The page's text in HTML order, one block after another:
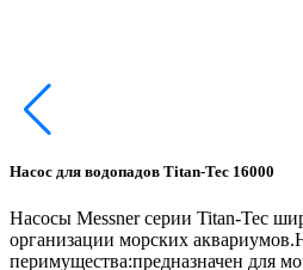
Насос для водопадов Titan-Tec 16000
Насосы Messner серии Titan-Tec
организации морских
перимущества:предназначен для